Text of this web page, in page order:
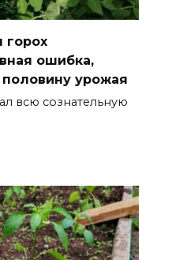
горох
ошибка,
урожая
всю сознательную